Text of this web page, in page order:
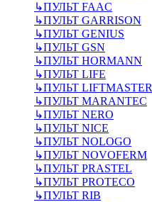
↳ПУЛЬТ FAAC
↳ПУЛЬТ GARRISON
↳ПУЛЬТ GENIUS
↳ПУЛЬТ GSN
↳ПУЛЬТ HORMANN
↳ПУЛЬТ LIFE
↳ПУЛЬТ LIFTMASTER
↳ПУЛЬТ MARANTEC
↳ПУЛЬТ NERO
↳ПУЛЬТ NICE
↳ПУЛЬТ NOLOGO
↳ПУЛЬТ NOVOFERM
↳ПУЛЬТ PRASTEL
↳ПУЛЬТ PROTECO
↳ПУЛЬТ RIB